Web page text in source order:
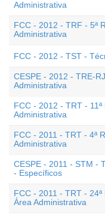
Administrativa
FCC - 2012 - TRF - 5ª
Administrativa
FCC - 2012 - TST -
CESPE - 2012 - TRE-
Administrativa
FCC - 2012 - TRT -
Administrativa
FCC - 2011 - TRT - 4ª
Administrativa
CESPE - 2011 - STM -
- Específicos
FCC - 2011 - TRT -
Área Administrativa